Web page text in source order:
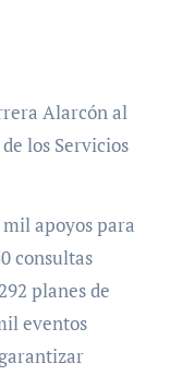
Alarcón al
los Servicios
apoyos para
consultas
planes de
eventos